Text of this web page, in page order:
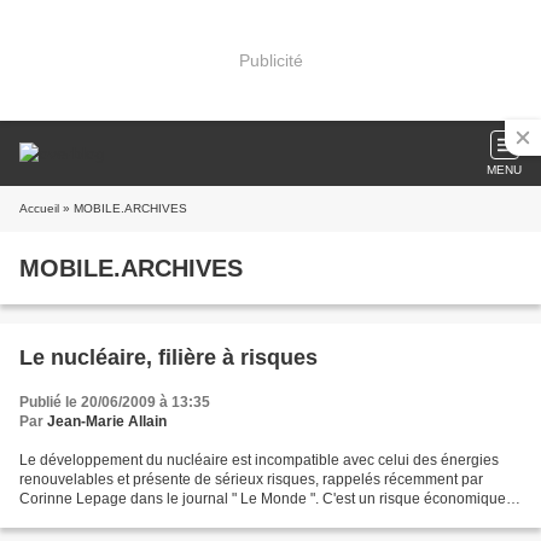
Publicité
MENU
Accueil » MOBILE.ARCHIVES
MOBILE.ARCHIVES
Le nucléaire, filière à risques
Publié le 20/06/2009 à 13:35
Par Jean-Marie Allain
Le développement du nucléaire est incompatible avec celui des énergies
renouvelables et présente de sérieux risques, rappelés récemment par
Corinne Lepage dans le journal " Le Monde ". C'est un risque économique.